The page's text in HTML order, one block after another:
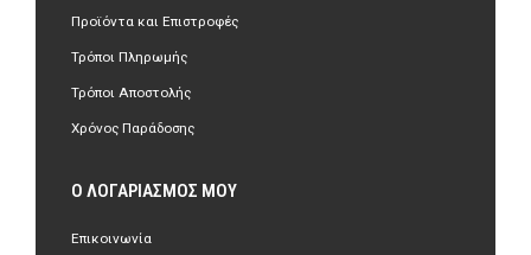
Προϊόντα και Επιστροφές
Τρόποι Πληρωμής
Τρόποι Αποστολής
Χρόνος Παράδοσης
Ο ΛΟΓΑΡΙΑΣΜΌΣ ΜΟΥ
Επικοινωνία